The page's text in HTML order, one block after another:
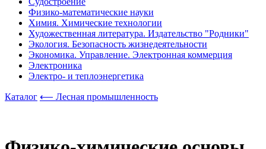
Физико-математические науки
Химия. Химические технологии
Художественная литература. Издательство "Родники"
Экология. Безопасность жизнедеятельности
Экономика. Управление. Электронная коммерция
Электроника
Электро- и теплоэнергетика
Каталог ⟵ Лесная промышленность